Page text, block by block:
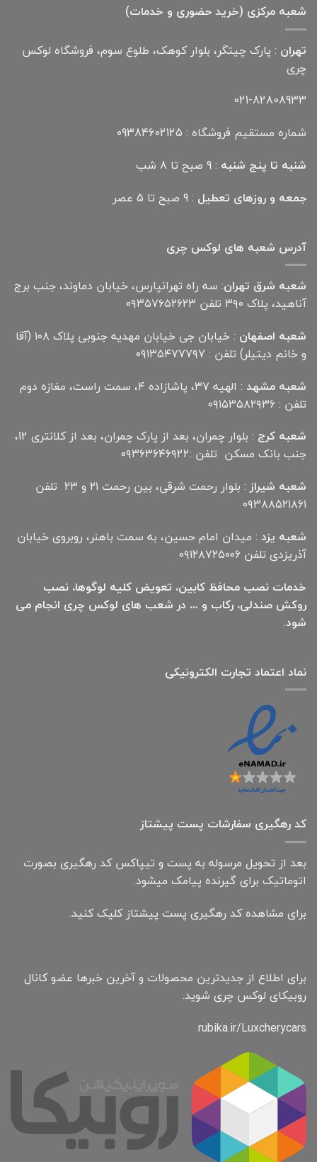
شعبه مرکزی (خرید حضوری و خدمات)
تهران : پارک چیتگر، بلوار کوهک، طلوع سوم، فروشگاه لوکس
چری
021-82808933
شماره مستقیم فروشگاه : 09384602125
شنبه تا پنج شنبه : 9 صبح تا 8 شب
جمعه و روزهای تعطیل : 9 صبح تا 5 عصر
آدرس شعبه های لوکس چری
شعبه شرق تهران: سه راه تهرانپارس، خیابان دماوند، جنب برج
آناهید، پلاک ۳۹۰ تلفن ۰۹۳۵۷۶۵۲۶۲۳
شعبه اصفهان
: خیابان جی خیابان مهدیه جنوبی پلاک ۱۰۸ (آقا
و خانم دیتیلر) تلفن : ۰۹۱۳۵۴۷۷۷۹۷
شعبه مشهد
: الهیه ۳۷، پاشازاده ۴، سمت راست، مغازه دوم
تلفن : ۰۹۱۵۳۵۸۲۹۳۶
شعبه کرج
: بلوار چمران، بعد از پارک چمران، بعد از کلانتری 12،
جنب بانک مسکن تلفن :۰۹۳۶۳۶۴۶۹22
شعبه شیراز
: بلوار رحمت شرقی، بین رحمت ۲۱ و ۲۳ تلفن
۰۹۳۸۸۵۲۱۸۶۱
شعبه یزد : میدان امام حسین، به سمت باهنر، روبروی خیابان
آذریزدی تلفن ۰۹۱۲۸۷۲۵۰۰۶
خدمات نصب محافظ کابین، تعویض کلیه لوگوها، نصب
روکش صندلی، رکاب و … در شعب های لوکس چری انجام می
شود.
نماد اعتماد تجارت الكترونیكی
کد رهگیری سفارشات پست پیشتاز
بعد از تحویل مرسوله به پست و تیپاکس کد رهگیری بصورت
اتوماتیک برای گیرنده پیامک میشود.
برای مشاهده کد رهگیری پست پیشتاز کلیک کنید.
برای اطلاع از جدیدترین محصولات و آخرین خبرها عضو کانال
روبیکای لوکس چری شوید.
rubika.ir/Luxcherycars